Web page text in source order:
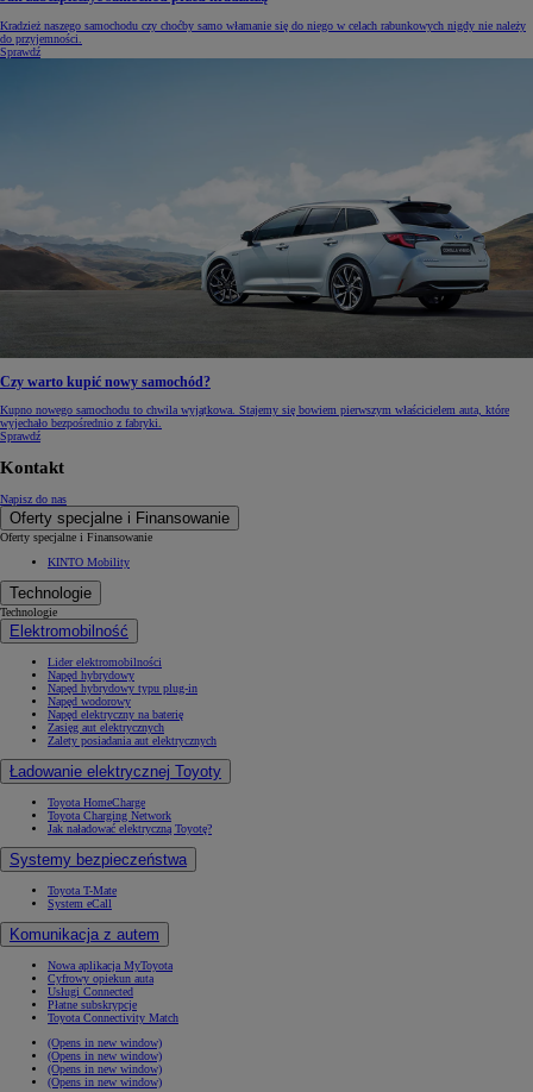
Kradzież naszego samochodu czy choćby samo włamanie się do niego w celach rabunkowych nigdy nie należy
do przyjemności.
Sprawdź
Czy warto kupić nowy samochód?
Kupno nowego samochodu to chwila wyjątkowa. Stajemy się bowiem pierwszym właścicielem auta, które
wyjechało bezpośrednio z fabryki.
Sprawdź
Kontakt
Napisz do nas
Oferty specjalne i Finansowanie
Oferty specjalne i Finansowanie
KINTO Mobility
Technologie
Technologie
Elektromobilność
Lider elektromobilności
Napęd hybrydowy
Napęd hybrydowy typu plug-in
Napęd wodorowy
Napęd elektryczny na baterię
Zasięg aut elektrycznych
Zalety posiadania aut elektrycznych
Ładowanie elektrycznej Toyoty
Toyota HomeCharge
Toyota Charging Network
Jak naładować elektryczną Toyotę?
Systemy bezpieczeństwa
Toyota T-Mate
System eCall
Komunikacja z autem
Nowa aplikacja MyToyota
Cyfrowy opiekun auta
Usługi Connected
Płatne subskrypcje
Toyota Connectivity Match
(Opens in new window)
(Opens in new window)
(Opens in new window)
(Opens in new window)